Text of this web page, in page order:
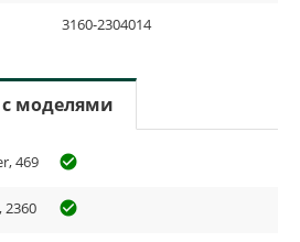
3160-2304014
моделями
469 check_circle_outline
2360 check_circle_outline